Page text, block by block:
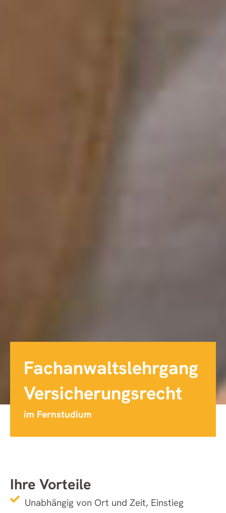
Fachanwaltslehrgang
Versicherungsrecht
im Fernstudium
Ihre Vorteile
Unabhängig von Ort und Zeit, Einstieg